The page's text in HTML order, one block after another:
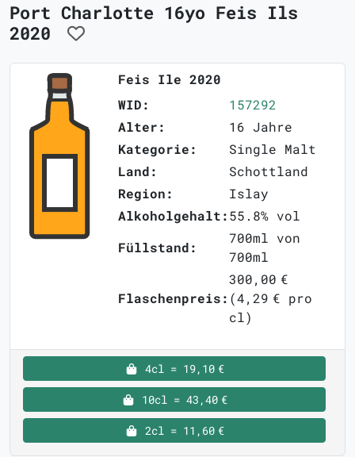
Port Charlotte 16yo Feis Ils
2020
Feis Ile 2020
WID:
157292
Alter:
16 Jahre
Kategorie:
Single Malt
Land:
Schottland
Region:
Islay
Alkoholgehalt:55.8% vol
Füllstand:
700ml von
700ml
Flaschenpreis:
300,00 €
(4,29 € pro
cl)
4cl = 19,10 €
10cl = 43,40 €
2cl = 11,60 €